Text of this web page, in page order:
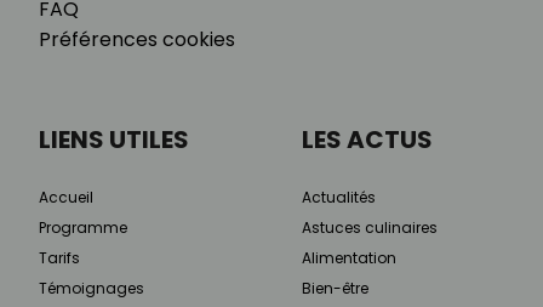
FAQ
Préférences cookies
LIENS UTILES
Accueil
Programme
Tarifs
Témoignages
LES ACTUS
Actualités
Astuces culinaires
Alimentation
Bien-être